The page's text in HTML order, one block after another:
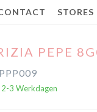
STORES
PEPE
2-3 Werkdagen